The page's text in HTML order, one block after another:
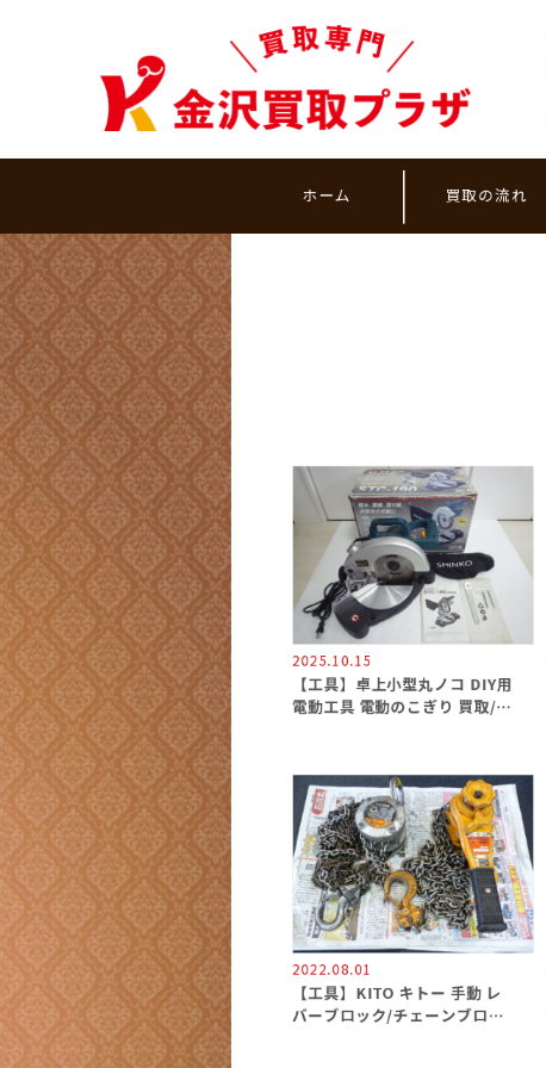
ホーム 買取の流れ
2025.10.15
【工具】卓上小型丸ノコ DIY用
電動工具 電動のこぎり 買取/
2022.08.01
【工具】KITO キトー 手動 レ
バーブロック/チェーンブロッ